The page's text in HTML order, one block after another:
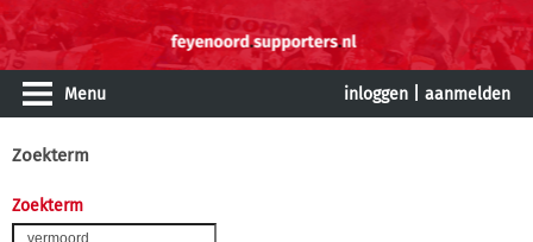
Menu inloggen aanmelden
Zoekterm
Zoekterm